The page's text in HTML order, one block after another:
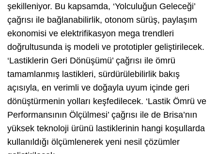
şekilleniyor. Bu kapsamda, ‘Yolculuğun Geleceği’
çağrısı ile bağlanabilirlik, otonom sürüş, paylaşım
ekonomisi ve elektrifikasyon mega trendleri
doğrultusunda iş modeli ve prototipler geliştirilecek.
‘Lastiklerin Geri Dönüşümü’ çağrısı ile ömrü
tamamlanmış lastikleri, sürdürülebilirlik bakış
açısıyla, en verimli ve doğayla uyum içinde geri
dönüştürmenin yolları keşfedilecek. ‘Lastik Ömrü ve
Performansının Ölçülmesi’ çağrısı ile de Brisa’nın
yüksek teknoloji ürünü lastiklerinin hangi koşullarda
kullanıldığı ölçümlenerek yeni nesil çözümler